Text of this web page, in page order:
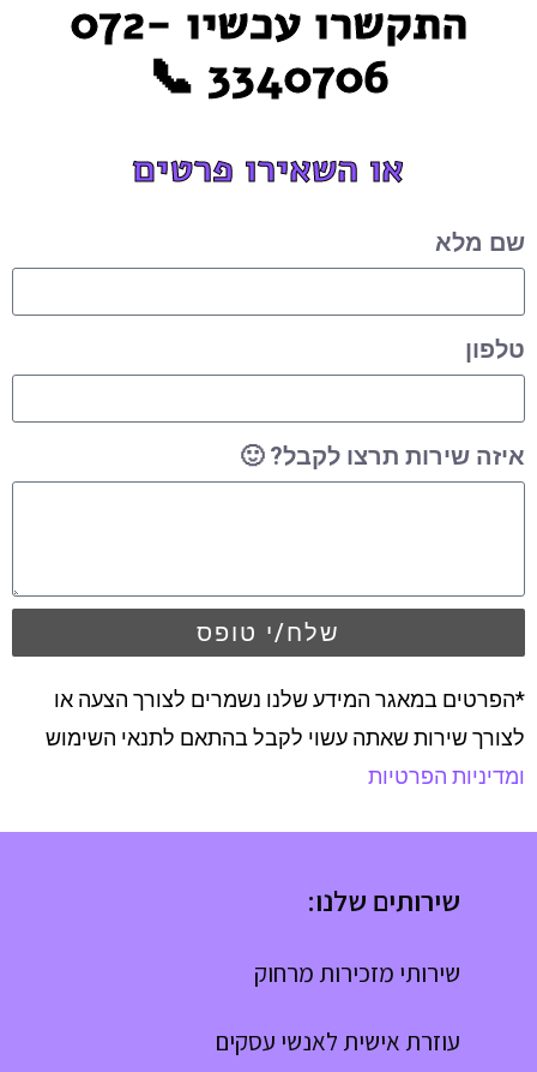
התקשרו עכשיו 072-
3340706 📞
או השאירו פרטים
שם מלא
טלפון
איזה שירות תרצו לקבל? 🙂
שלח/י טופס
*הפרטים במאגר המידע שלנו נשמרים לצורך הצעה או
לצורך שירות שאתה עשוי לקבל בהתאם לתנאי השימוש
ומדיניות הפרטיות
שירותים שלנו:
שירותי מזכירות מרחוק
עוזרת אישית לאנשי עסקים